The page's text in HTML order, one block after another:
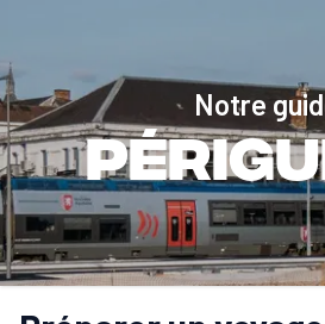
Notre